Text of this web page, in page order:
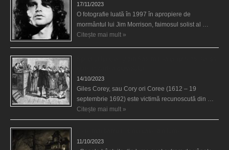
17/11/2023
O fotografie luată în 1997 în apropiere de
mormântul lui Jim Morrison, faimosul solist al …
Citește mai mult »
14/10/2023
Giles Corey, sau Cory ori Coree (1612 – 19
septembrie 1692) este victimă recunoscută din …
Citește mai mult »
11/10/2023